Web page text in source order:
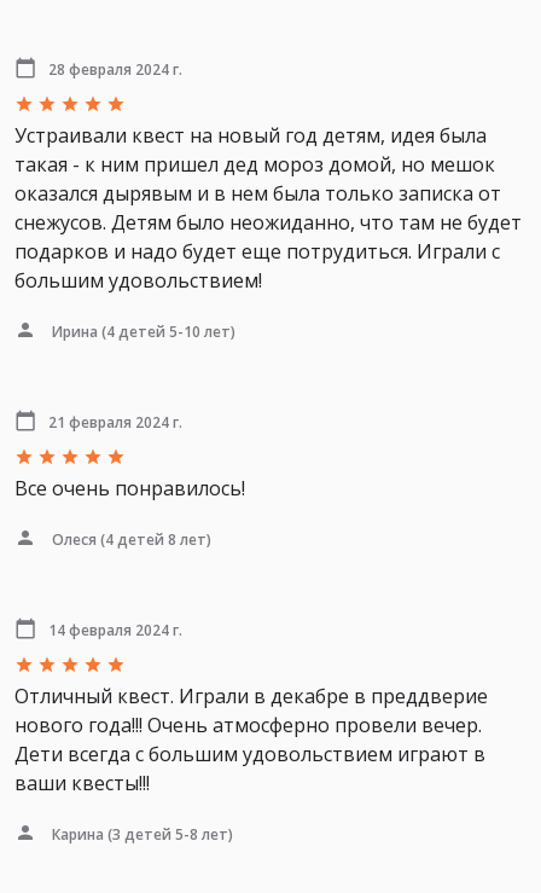
28 февраля 2024 г.
Устраивали квест на новый год детям, идея была
такая - к ним пришел дед мороз домой, но мешок
оказался дырявым и в нем была только записка от
снежусов. Детям было неожиданно, что там не будет
подарков и надо будет еще потрудиться. Играли с
большим удовольствием!
Ирина (4 детей 5-10 лет)
21 февраля 2024 г.
Все очень понравилось!
Олеся (4 детей 8 лет)
14 февраля 2024 г.
Отличный квест. Играли в декабре в преддверие
нового года!!! Очень атмосферно провели вечер.
Дети всегда с большим удовольствием играют в
ваши квесты!!!
Карина (3 детей 5-8 лет)